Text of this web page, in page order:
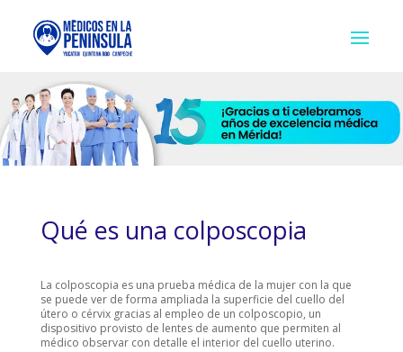
Qué es una colposcopia
La colposcopia es una prueba médica de la mujer con la que
se puede ver de forma ampliada la superficie del cuello del
útero o cérvix gracias al empleo de un colposcopio, un
dispositivo provisto de lentes de aumento que permiten al
médico observar con detalle el interior del cuello uterino.